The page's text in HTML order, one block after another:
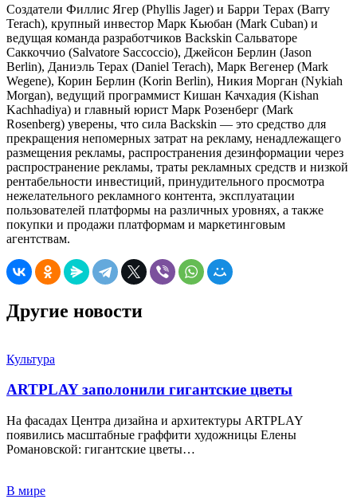
Создатели Филлис Ягер (Phyllis Jager) и Барри Терах (Barry
Terach), крупный инвестор Марк Кьюбан (Mark Cuban) и
ведущая команда разработчиков Backskin Сальваторе
Саккоччио (Salvatore Saccoccio), Джейсон Берлин (Jason
Berlin), Даниэль Терах (Daniel Terach), Марк Вегенер (Mark
Wegene), Корин Берлин (Korin Berlin), Никия Морган (Nykiah
Morgan), ведущий программист Кишан Качхадия (Kishan
Kachhadiya) и главный юрист Марк Розенберг (Mark
Rosenberg) уверены, что сила Backskin — это средство для
прекращения непомерных затрат на рекламу, ненадлежащего
размещения рекламы, распространения дезинформации через
распространение рекламы, траты рекламных средств и низкой
рентабельности инвестиций, принудительного просмотра
нежелательного рекламного контента, эксплуатации
пользователей платформы на различных уровнях, а также
покупки и продажи платформам и маркетинговым
агентствам.
Другие новости
Культура
ARTPLAY заполонили гигантские цветы
На фасадах Центра дизайна и архитектуры ARTPLAY
появились масштабные граффити художницы Елены
Романовской: гигантские цветы…
В мире